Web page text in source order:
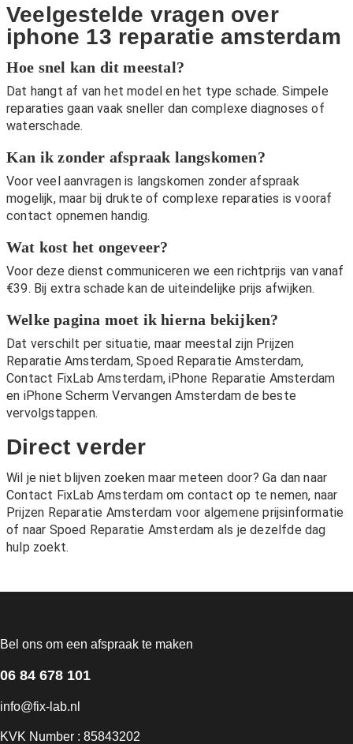
Veelgestelde vragen over
iphone 13 reparatie amsterdam
Hoe snel kan dit meestal?
Dat hangt af van het model en het type schade. Simpele
reparaties gaan vaak sneller dan complexe diagnoses of
waterschade.
Kan ik zonder afspraak langskomen?
Voor veel aanvragen is langskomen zonder afspraak
mogelijk, maar bij drukte of complexe reparaties is vooraf
contact opnemen handig.
Wat kost het ongeveer?
Voor deze dienst communiceren we een richtprijs van vanaf
€39. Bij extra schade kan de uiteindelijke prijs afwijken.
Welke pagina moet ik hierna bekijken?
Dat verschilt per situatie, maar meestal zijn Prijzen
Reparatie Amsterdam,Spoed Reparatie Amsterdam,
Contact FixLab Amsterdam,iPhone Reparatie Amsterdam
en iPhone Scherm Vervangen Amsterdam de beste
vervolgstappen.
Direct verder
Wil je niet blijven zoeken maar meteen door? Ga dan naar
Contact FixLab Amsterdamom contact op te nemen, naar
Prijzen Reparatie Amsterdam voor algemene prijsinformatie
of naar Spoed Reparatie Amsterdam als je dezelfde dag
hulp zoekt.
Bel ons om een afspraak te maken
06 84 678 101
info@fix-lab.nl
KVK Number : 85843202